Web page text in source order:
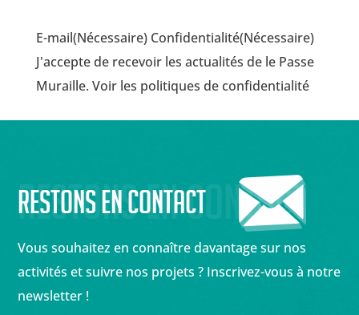
E-mail(Nécessaire) Confidentialité(Nécessaire)
J'accepte de recevoir les actualités de le Passe
Muraille. Voir les politiques de confidentialité
Restons en contact
Restons en contact
Vous souhaitez en connaître davantage sur nos
activités et suivre nos projets ? Inscrivez-vous à notre
newsletter !